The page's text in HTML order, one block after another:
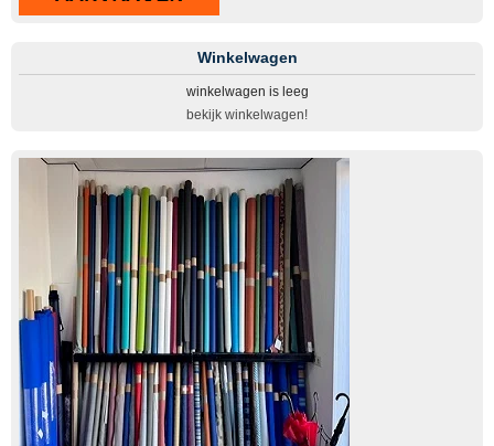
Winkelwagen
winkelwagen is leeg
bekijk winkelwagen!